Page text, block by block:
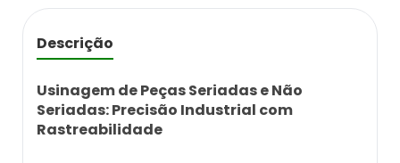
Caldeira Flamotubular Venda
Caldeira Flamotubular Vertical
Caldeira Fogotubular
Inspeção De Caldeiras
Empresa De Montagem De Caldeiras Gás
Roca
Empresa Que Fazem Montagem De
Caldeiras
Caldeira A Vapor Industrial A Venda
Caldeira A Vapor Para Cozinha Industrial
Caldeira A Vapor Para Sauna
Caldeira A Gás Natural Preço
Caldeira A Gás Preço
Caldeira A Gás Roca
Descrição
Usinagem de Peças Seriadas e Não
Seriadas: Precisão Industrial com
Rastreabilidade